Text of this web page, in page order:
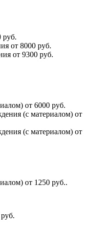
руб.
от 8000 руб.
от 9300 руб.
от 6000 руб.
(с материалом) от
(с материалом) от
от 1250 руб..